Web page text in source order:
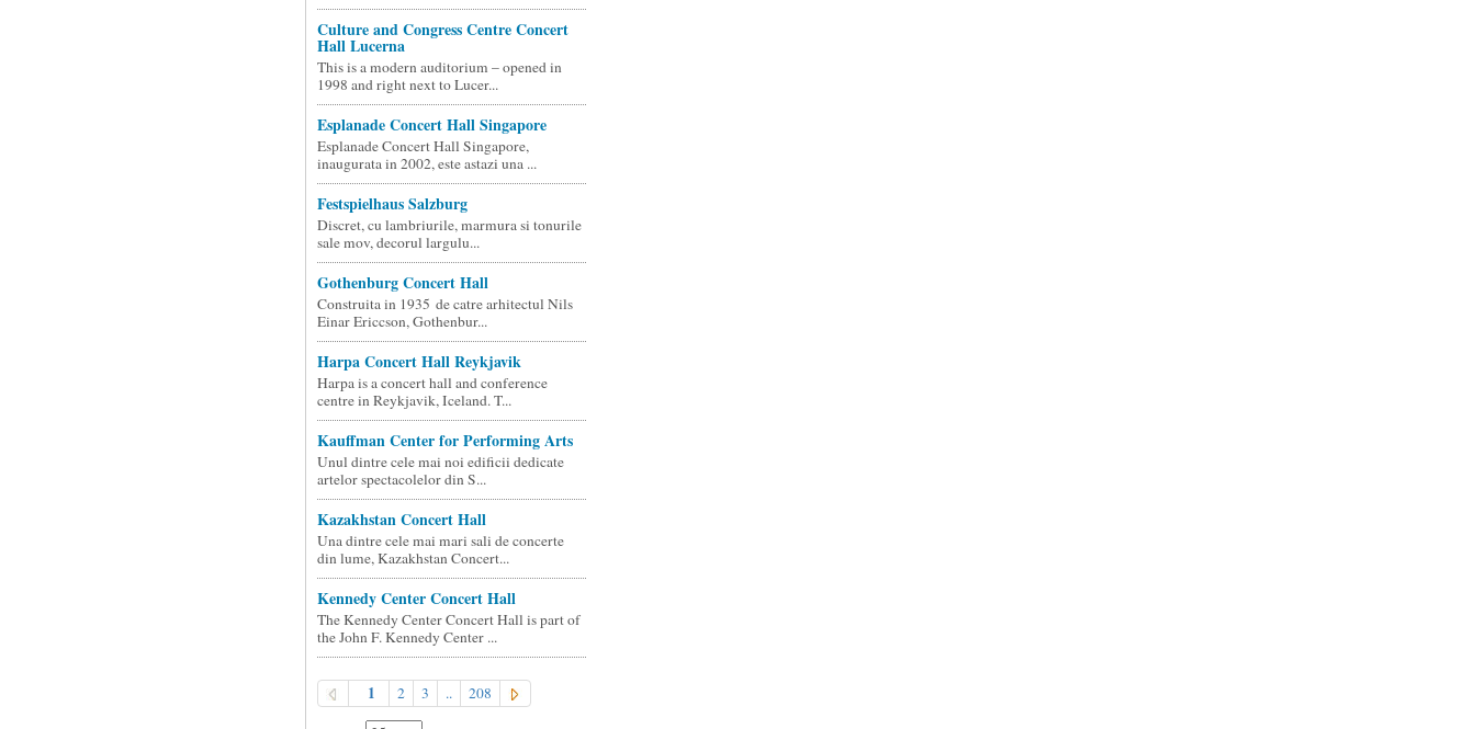
Culture and Congress Centre Concert
Hall Lucerna
This is a modern auditorium – opened in
1998 and right next to Lucer...
Esplanade Concert Hall Singapore
Esplanade Concert Hall Singapore,
inaugurata in 2002, este astazi una ...
Festspielhaus Salzburg
Discret, cu lambriurile, marmura si tonurile
sale mov, decorul largulu...
Gothenburg Concert Hall
Construita in 1935 de catre arhitectul Nils
Einar Ericcson, Gothenbur...
Harpa Concert Hall Reykjavik
Harpa is a concert hall and conference
centre in Reykjavik, Iceland. T...
Kauffman Center for Performing Arts
Unul dintre cele mai noi edificii dedicate
artelor spectacolelor din S...
Kazakhstan Concert Hall
Una dintre cele mai mari sali de concerte
din lume, Kazakhstan Concert...
Kennedy Center Concert Hall
The Kennedy Center Concert Hall is part of
the John F. Kennedy Center ...
1 2 3 .. 208